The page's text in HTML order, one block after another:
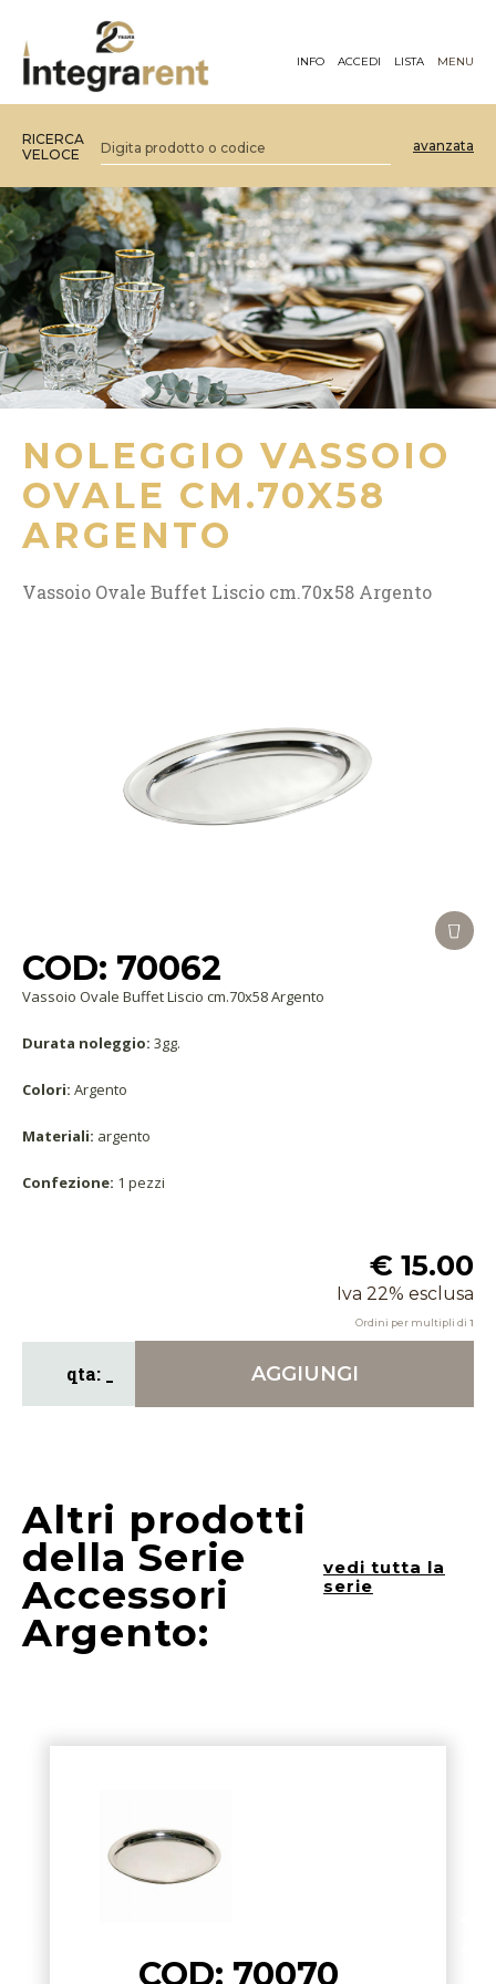
INFO ACCEDI LISTA MENU
RICERCA
VELOCE
avanzata
NOLEGGIO VASSOIO
OVALE CM.70X58
ARGENTO
Vassoio Ovale Buffet Liscio cm.70x58 Argento
COD: 70062
Vassoio Ovale Buffet Liscio cm.70x58 Argento
Durata noleggio: 3gg.
Colori: Argento
Materiali: argento
Confezione: 1 pezzi
€ 15.00
Iva 22% esclusa
Ordini per multipli di 1
AGGIUNGI
Altri prodotti
della Serie
Accessori
Argento:
vedi tutta la
serie
COD: 70070